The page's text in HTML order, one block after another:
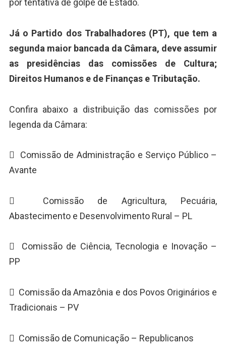
por tentativa de golpe de Estado.
Já o Partido dos Trabalhadores (PT), que tem a
segunda maior bancada da Câmara, deve assumir
as presidências das comissões de Cultura;
Direitos Humanos e de Finanças e Tributação.
Confira abaixo a distribuição das comissões por
legenda da Câmara:
 Comissão de Administração e Serviço Público –
Avante
 Comissão de Agricultura, Pecuária,
Abastecimento e Desenvolvimento Rural – PL
 Comissão de Ciência, Tecnologia e Inovação –
PP
 Comissão da Amazônia e dos Povos Originários e
Tradicionais – PV
 Comissão de Comunicação – Republicanos